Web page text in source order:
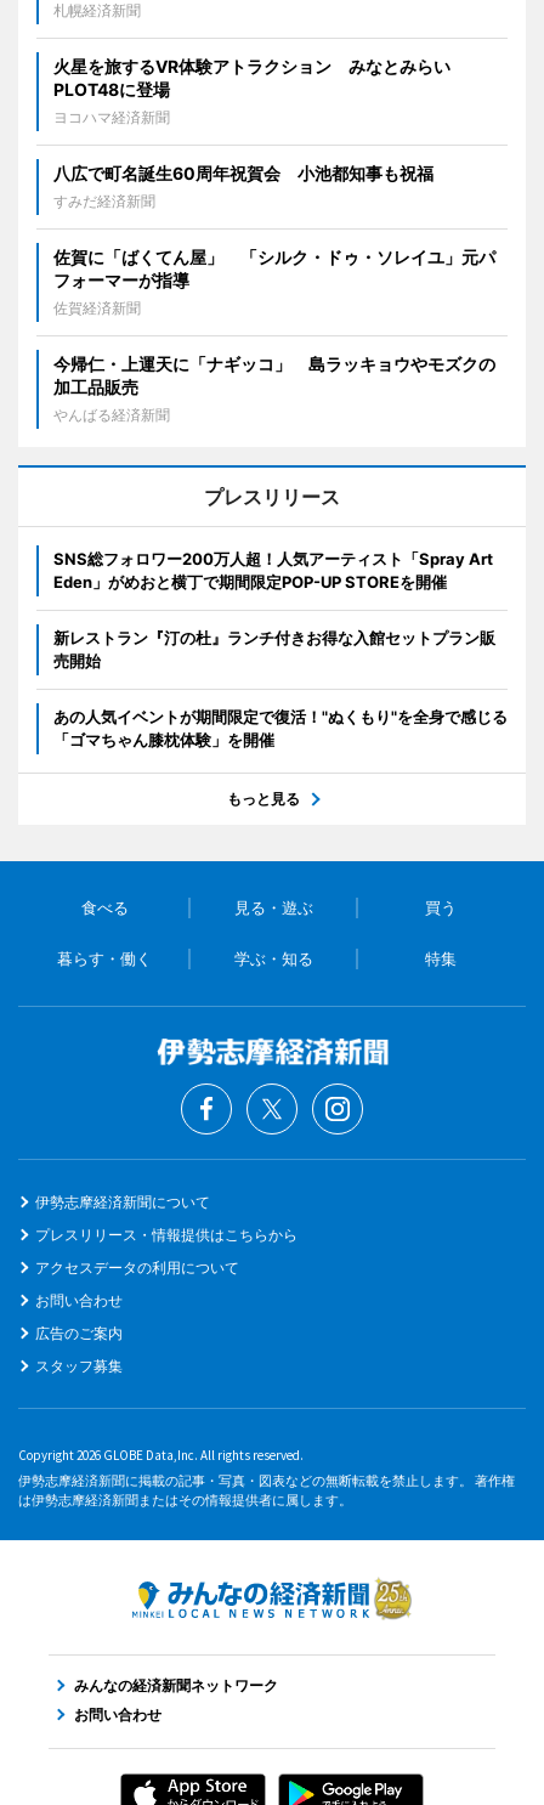
札幌経済新聞
火星を旅するVR体験アトラクション みなとみらい
PLOT48に登場
ヨコハマ経済新聞
八広で町名誕生60周年祝賀会 小池都知事も祝福
すみだ経済新聞
佐賀に「ばくてん屋」 「シルク・ドゥ・ソレイユ」元パ
フォーマーが指導
佐賀経済新聞
今帰仁・上運天に「ナギッコ」 島ラッキョウやモズクの
加工品販売
やんばる経済新聞
プレスリリース
SNS総フォロワー200万人超！人気アーティスト「Spray Art
Eden」がめおと横丁で期間限定POP-UP STOREを開催
新レストラン『汀の杜』ランチ付きお得な入館セットプラン販
売開始
あの人気イベントが期間限定で復活！"ぬくもり"を全身で感じる
「ゴマちゃん膝枕体験」を開催
もっと見る
食べる 見る・遊ぶ 買う
暮らす・働く 学ぶ・知る 特集
伊勢志摩経済新聞について
プレスリリース・情報提供はこちらから
アクセスデータの利用について
お問い合わせ
広告のご案内
スタッフ募集
Copyright 2026 GLOBE Data,Inc. All rights reserved.
伊勢志摩経済新聞に掲載の記事・写真・図表などの無断転載を禁止します。 著作権
は伊勢志摩経済新聞またはその情報提供者に属します。
みんなの経済新聞ネットワーク
お問い合わせ